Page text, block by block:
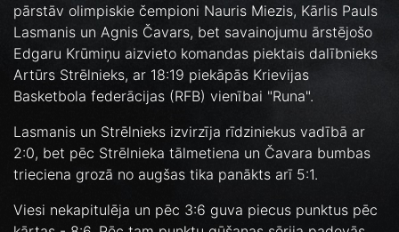
pārstāv olimpiskie čempioni Nauris Miezis, Kārlis Pauls
Lasmanis un Agnis Čavars, bet savainojumu ārstējošo
Edgaru Krūmiņu aizvieto komandas piektais dalībnieks
Artūrs Strēlnieks, ar 18:19 piekāpās Krievijas
Basketbola federācijas (RFB) vienībai "Runa".
Lasmanis un Strēlnieks izvirzīja rīdziniekus vadībā ar
2:0, bet pēc Strēlnieka tālmetiena un Čavara bumbas
trieciena grozā no augšas tika panākts arī 5:1.
Viesi nekapitulēja un pēc 3:6 guva piecus punktus pēc